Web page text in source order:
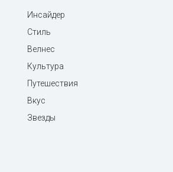
Инсайдер
Стиль
Велнес
Культура
Путешествия
Вкус
Звезды